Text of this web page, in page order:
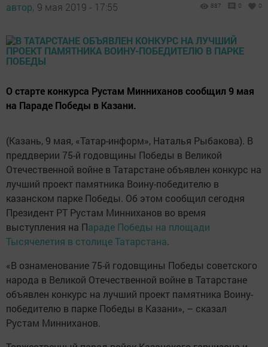
автор, 9 мая 2019 - 17:55 887 0 0
О старте конкурса Рустам Минниханов сообщил 9 мая
на Параде Победы в Казани.
(Казань, 9 мая, «Татар-информ», Наталья Рыбакова). В
преддверии 75-й годовщины Победы в Великой
Отечественной войне в Татарстане объявлен конкурс на
лучший проект памятника Воину-победителю в
казанском парке Победы. Об этом сообщил сегодня
Президент РТ Рустам Минниханов во время
выступления на Параде Победы на площади
Тысячелетия в столице Татарстана.
«В ознаменование 75-й годовщины Победы советского
народа в Великой Отечественной войне в Татарстане
объявлен конкурс на лучший проект памятника Воину-
победителю в парке Победы в Казани», – сказал
Рустам Минниханов.